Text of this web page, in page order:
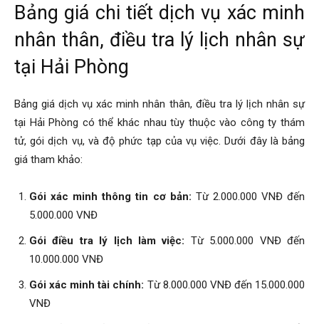
Bảng giá chi tiết dịch vụ xác minh
nhân thân, điều tra lý lịch nhân sự
tại Hải Phòng
Bảng giá dịch vụ xác minh nhân thân, điều tra lý lịch nhân sự
tại Hải Phòng có thể khác nhau tùy thuộc vào công ty thám
tử, gói dịch vụ, và độ phức tạp của vụ việc. Dưới đây là bảng
giá tham khảo:
Gói xác minh thông tin cơ bản: Từ 2.000.000 VNĐ đến
5.000.000 VNĐ
Gói điều tra lý lịch làm việc: Từ 5.000.000 VNĐ đến
10.000.000 VNĐ
Gói xác minh tài chính: Từ 8.000.000 VNĐ đến 15.000.000
VNĐ